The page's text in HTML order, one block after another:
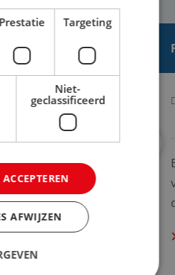
EN
Stage
kennis en vaardigheden
te vergroten.
Prestatie Targeting
Niet-
geclassificeerd
AFWIJZEN